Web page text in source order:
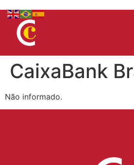
CaixaBank
Não informado.